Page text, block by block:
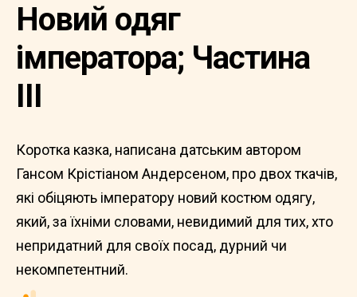
Новий одяг
імператора; Частина
III
Коротка казка, написана датським автором
Гансом Крістіаном Андерсеном, про двох ткачів,
які обіцяють імператору новий костюм одягу,
який, за їхніми словами, невидимий для тих, хто
непридатний для своїх посад, дурний чи
некомпетентний.